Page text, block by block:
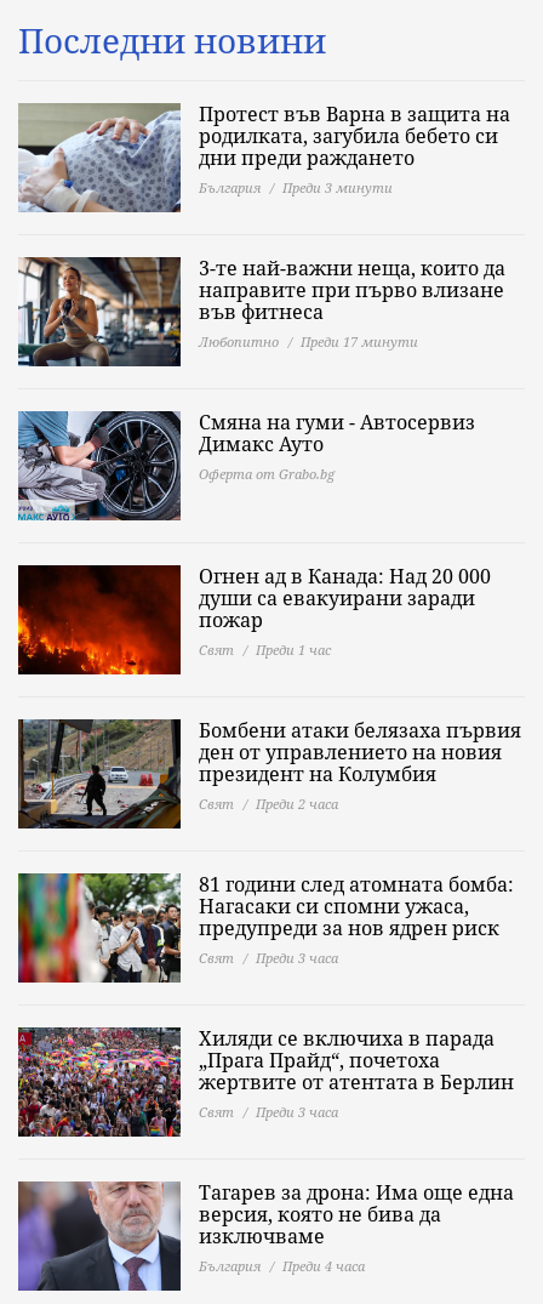
Последни новини
Протест във Варна в защита на
родилката, загубила бебето си
дни преди раждането
България Преди 3 минути
3-те най-важни неща, които да
направите при първо влизане
във фитнеса
Любопитно Преди 17 минути
Смяна на гуми - Автосервиз
Димaкс Ауто
Оферта от Grabo.bg
Огнен ад в Канада: Над 20 000
души са евакуирани заради
пожар
Свят Преди 1 час
Бомбени атаки белязаха първия
ден от управлението на новия
президент на Колумбия
Свят Преди 2 часа
81 години след атомната бомба:
Нагасаки си спомни ужаса,
предупреди за нов ядрен риск
Свят Преди 3 часа
Хиляди се включиха в парада
„Прага Прайд“, почетоха
жертвите от атентата в Берлин
Свят Преди 3 часа
Тагарев за дрона: Има още една
версия, която не бива да
изключваме
България Преди 4 часа